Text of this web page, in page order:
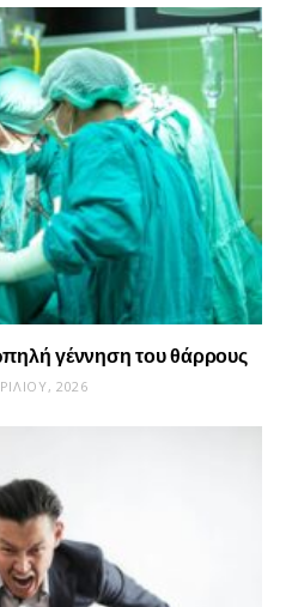
γέννηση του θάρρους
2026